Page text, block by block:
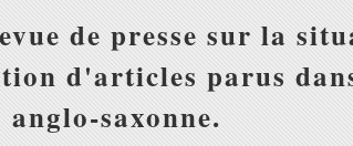
de presse sur la
d'articles parus
anglo-saxonne.